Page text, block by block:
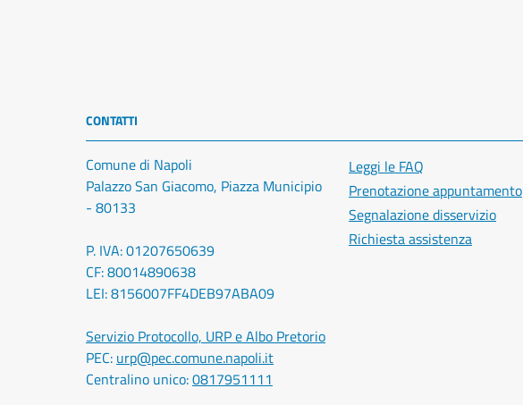
CONTATTI
Comune di Napoli
Palazzo San Giacomo, Piazza Municipio
- 80133
P. IVA: 01207650639
CF: 80014890638
LEI: 8156007FF4DEB97ABA09
Servizio Protocollo, URP e Albo Pretorio
PEC: urp@pec.comune.napoli.it
Centralino unico:0817951111
Leggi le FAQ
Prenotazione appuntamento
Segnalazione disservizio
Richiesta assistenza